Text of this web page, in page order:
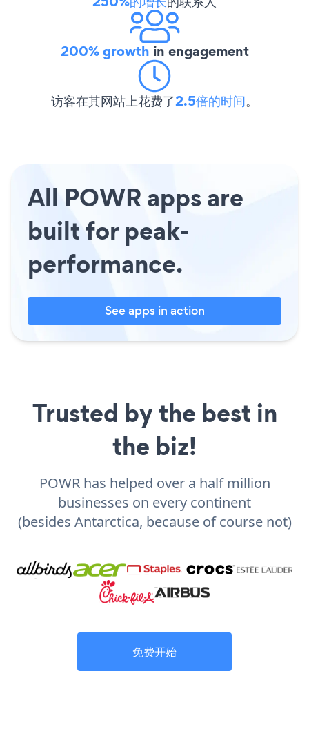
200% growth in engagement
访客在其网站上花费了2.5倍的时间。
All POWR apps are
built for peak-
performance.
See apps in action
Trusted by the best in
the biz!
POWR has helped over a half million
businesses on every continent
(besides Antarctica, because of course not)
免费开始